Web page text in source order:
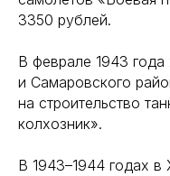
3350 рублей.
В феврале 1943
и Самаровского
на строительство
колхозник».
В 1943–1944 годах